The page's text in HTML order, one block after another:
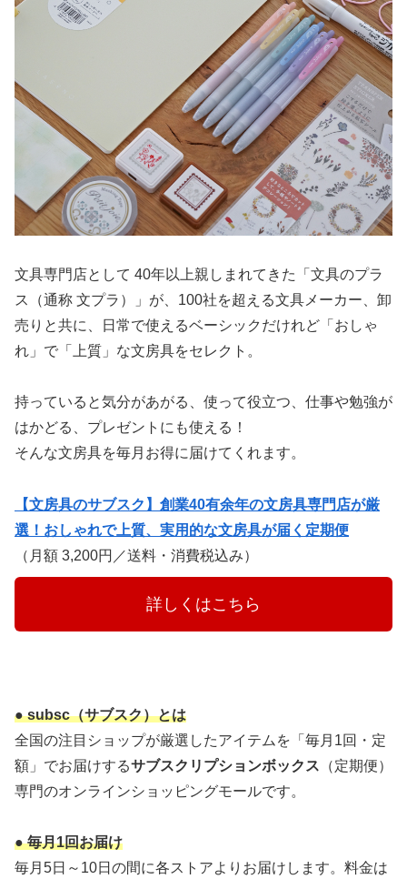
文具専門店として 40年以上親しまれてきた「文具のプラ
ス（通称 文プラ）」が、100社を超える文具メーカー、卸
売りと共に、日常で使えるベーシックだけれど「おしゃ
れ」で「上質」な文房具をセレクト。
持っていると気分があがる、使って役立つ、仕事や勉強が
はかどる、プレゼントにも使える！
そんな文房具を毎月お得に届けてくれます。
【文房具のサブスク】創業40有余年の文房具専門店が厳
選！おしゃれで上質、実用的な文房具が届く定期便
（月額 3,200円／送料・消費税込み）
詳しくはこちら
● subsc（サブスク）とは
全国の注目ショップが厳選したアイテムを「毎月1回・定
額」でお届けするサブスクリプションボックス （定期便）
専門のオンラインショッピングモールです。
● 毎月1回お届け
毎月5日～10日の間に各ストアよりお届けします。料金は